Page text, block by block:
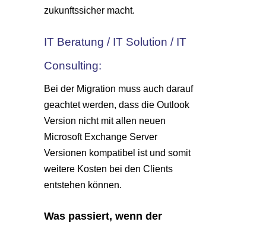
zukunftssicher macht.
IT Beratung / IT Solution / IT
Consulting:
Bei der Migration muss auch darauf
geachtet werden, dass die Outlook
Version nicht mit allen neuen
Microsoft Exchange Server
Versionen kompatibel ist und somit
weitere Kosten bei den Clients
entstehen können.
Was passiert, wenn der